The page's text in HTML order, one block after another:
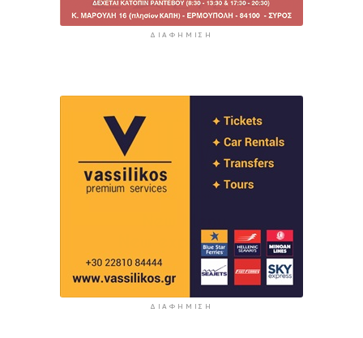
ΔΙΑΦΉΜΙΣΗ
ΔΙΑΦΉΜΙΣΗ